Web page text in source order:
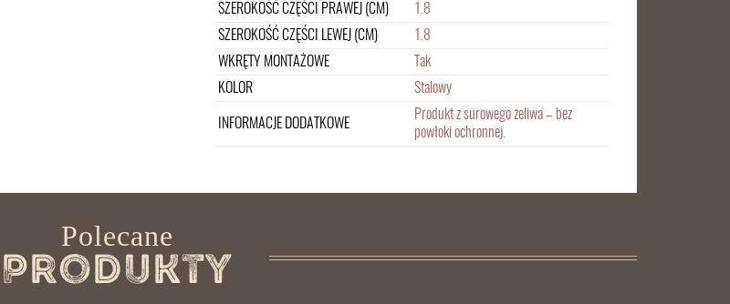
SZEROKOŚĆ CZĘŚCI PRAWEJ (CM)
1.8
SZEROKOŚĆ CZĘŚCI LEWEJ (CM)
1.8
WKRĘTY MONTAŻOWE
Tak
KOLOR
Stalowy
INFORMACJE DODATKOWE
Produkt z surowego żeliwa – bez
powłoki ochronnej.
Polecane
Produkty